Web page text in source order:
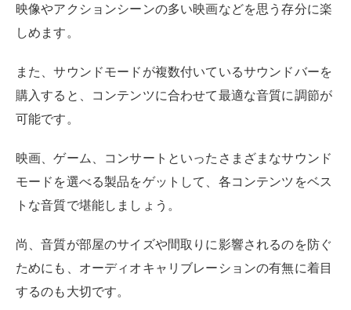
映像やアクションシーンの多い映画などを思う存分に楽
しめます。
また、サウンドモードが複数付いているサウンドバーを
購入すると、コンテンツに合わせて最適な音質に調節が
可能です。
映画、ゲーム、コンサートといったさまざまなサウンド
モードを選べる製品をゲットして、各コンテンツをベス
トな音質で堪能しましょう。
尚、音質が部屋のサイズや間取りに影響されるのを防ぐ
ためにも、オーディオキャリブレーションの有無に着目
するのも大切です。